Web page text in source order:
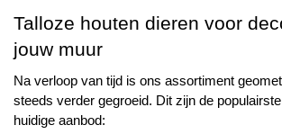
Talloze houten dieren voor
jouw muur
Na verloop van tijd is ons assortiment
steeds verder gegroeid. Dit zijn de
huidige aanbod: